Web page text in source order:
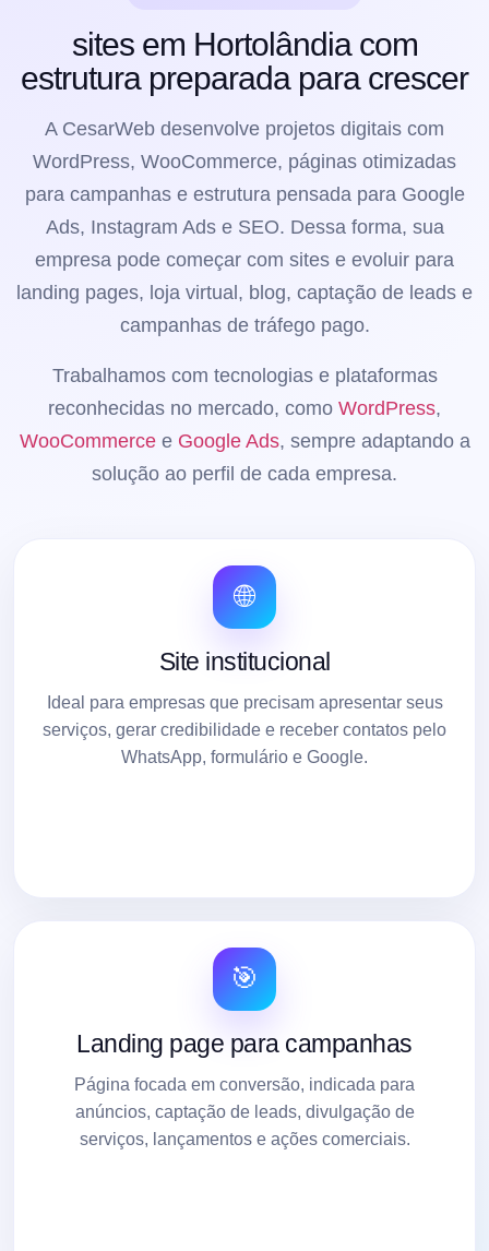
sites em Hortolândia com
estrutura preparada para crescer
A CesarWeb desenvolve projetos digitais com
WordPress, WooCommerce, páginas otimizadas
para campanhas e estrutura pensada para Google
Ads, Instagram Ads e SEO. Dessa forma, sua
empresa pode começar com sites e evoluir para
landing pages, loja virtual, blog, captação de leads e
campanhas de tráfego pago.
Trabalhamos com tecnologias e plataformas
reconhecidas no mercado, como WordPress,
WooCommercee Google Ads, sempre adaptando a
solução ao perfil de cada empresa.
🌐
Site institucional
Ideal para empresas que precisam apresentar seus
serviços, gerar credibilidade e receber contatos pelo
WhatsApp, formulário e Google.
🎯
Landing page para campanhas
Página focada em conversão, indicada para
anúncios, captação de leads, divulgação de
serviços, lançamentos e ações comerciais.